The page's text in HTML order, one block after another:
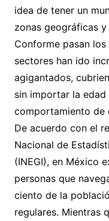
idea de tener un
zonas geográficas
Conforme pasan
sectores han ido
agigantados,
sin importar la
comportamiento de
De acuerdo con el
Nacional de
(INEGI), en México
personas que
ciento de la
regulares. Mientras